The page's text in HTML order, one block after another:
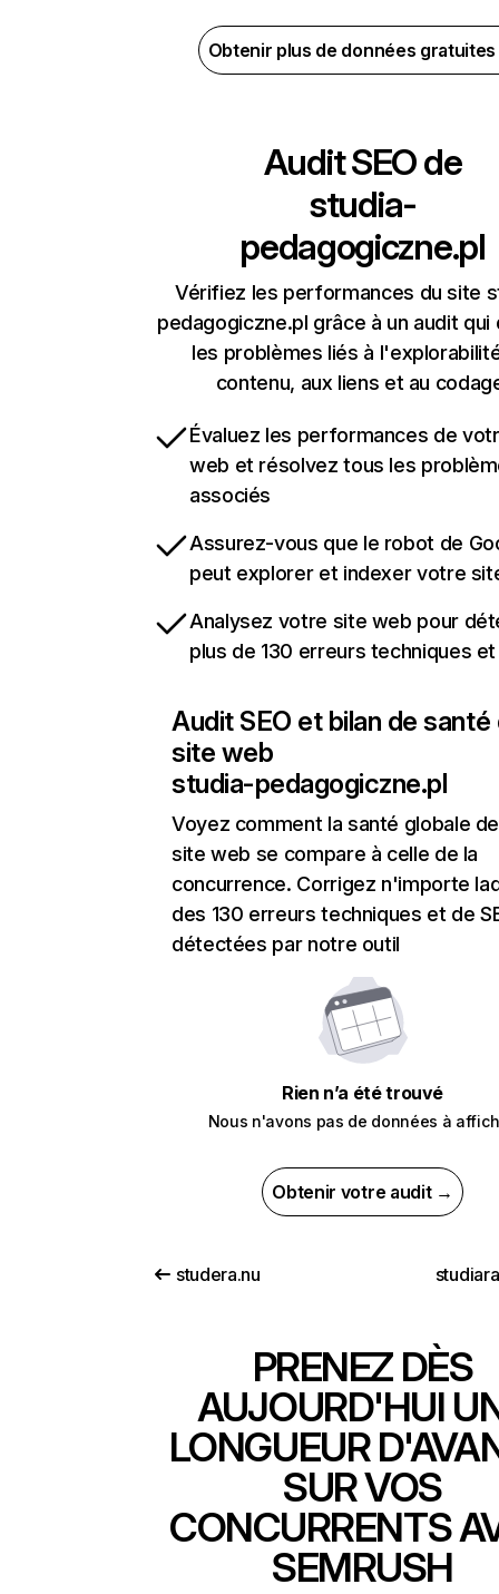
Obtenir plus de données
Audit SEO de
studia-
pedagogiczne.pl
Vérifiez les performances du site
pedagogiczne.pl grâce à un audit
les problèmes liés à
contenu, aux liens et au
Évaluez les performances de
web et résolvez tous les
associés
Assurez-vous que le robot de
peut explorer et indexer votre
Analysez votre site web pour
plus de 130 erreurs techniques et
Audit SEO et bilan de santé
site web
studia-pedagogiczne.pl
Voyez comment la santé globale
site web se compare à celle de la
concurrence. Corrigez n'importe
des 130 erreurs techniques et de
détectées par notre outil
Rien n’a été trouvé
Nous n'avons pas de données à
Obtenir votre audit →
studera.nu
PRENEZ DÈS
AUJOURD'HUI
LONGUEUR
SUR VOS
CONCURRENTS
SEMRUSH